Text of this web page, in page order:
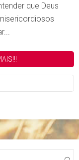
que Deus